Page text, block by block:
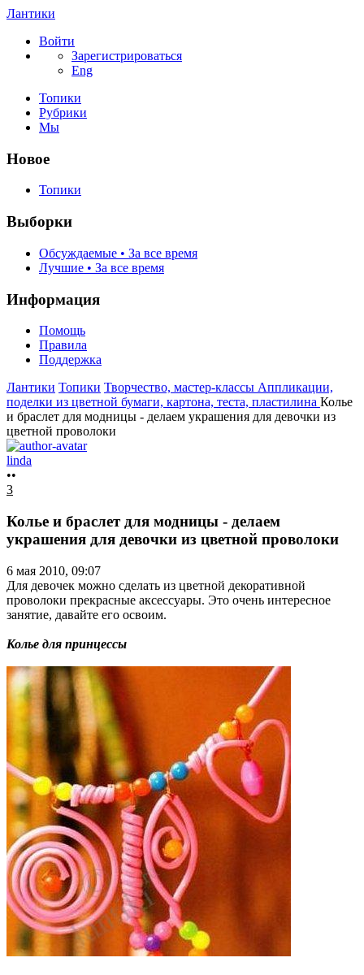
Лантики
Войти
Зарегистрироваться
Eng
Топики
Рубрики
Мы
Новое
Топики
Выборки
Обсуждаемые • За все время
Лучшие • За все время
Информация
Помощь
Правила
Поддержка
Лантики Топики Творчество, мастер-классы Аппликации,
поделки из цветной бумаги, картона, теста, пластилина Колье
и браслет для модницы - делаем украшения для девочки из
цветной проволоки
linda
••
3
Колье и браслет для модницы - делаем
украшения для девочки из цветной проволоки
6 мая 2010, 09:07
Для девочек можно сделать из цветной декоративной
проволоки прекрасные аксессуары. Это очень интересное
занятие, давайте его освоим.
Колье для принцессы